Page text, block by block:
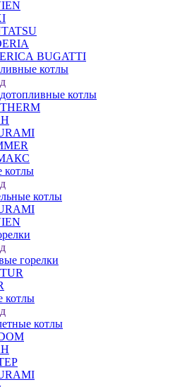
BUGATTI
котлы
котлы
котлы
котлы
горелки
котлы
котлы